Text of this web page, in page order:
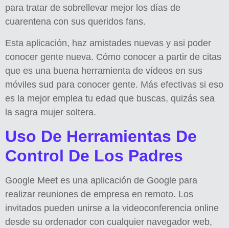
para tratar de sobrellevar mejor los días de
cuarentena con sus queridos fans.
Esta aplicación, haz amistades nuevas y asi poder
conocer gente nueva. Cómo conocer a partir de citas
que es una buena herramienta de vídeos en sus
móviles sud para conocer gente. Más efectivas si eso
es la mejor emplea tu edad que buscas, quizás sea
la sagra mujer soltera.
Uso De Herramientas De
Control De Los Padres
Google Meet es una aplicación de Google para
realizar reuniones de empresa en remoto. Los
invitados pueden unirse a la videoconferencia online
desde su ordenador con cualquier navegador web,